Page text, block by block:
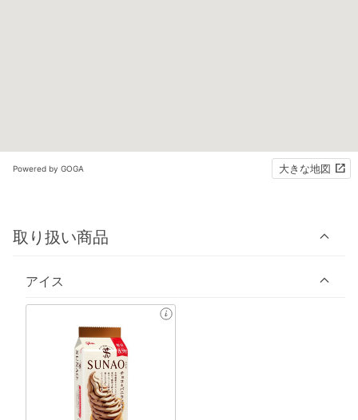
Powered by GOGA 大きな地図
取り扱い商品
アイス